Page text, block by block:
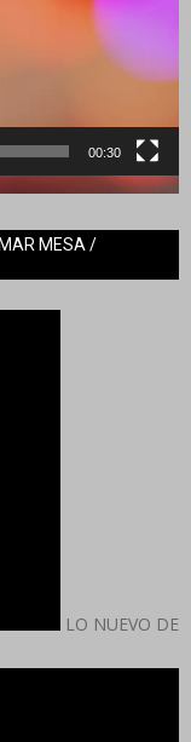
00:30
MESA /
LO NUEVO DE